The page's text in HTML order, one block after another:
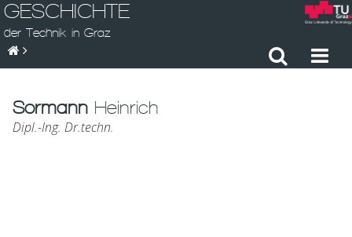
GESCHICHTE
der Technik in Graz
Sormann Heinrich
Dipl.-Ing. Dr.techn.